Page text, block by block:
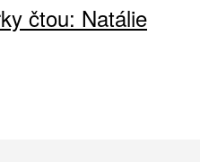
čtou: Natálie